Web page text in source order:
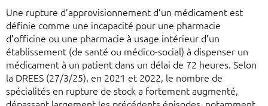
Une rupture d’approvisionnement d’un médicament est
définie comme une incapacité pour une pharmacie
d’officine ou une pharmacie à usage intérieur d’un
établissement (de santé ou médico-social) à dispenser un
médicament à un patient dans un délai de 72 heures. Selon
la DREES (27/3/25), en 2021 et 2022, le nombre de
spécialités en rupture de stock a fortement augmenté,